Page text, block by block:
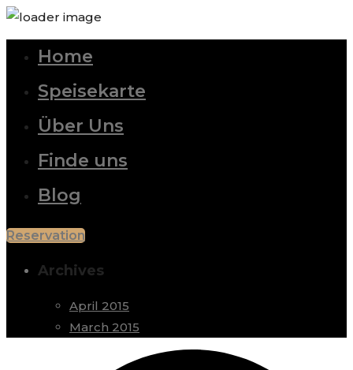
Home
Speisekarte
Über Uns
Finde uns
Blog
Reservation
Archives
April 2015
March 2015